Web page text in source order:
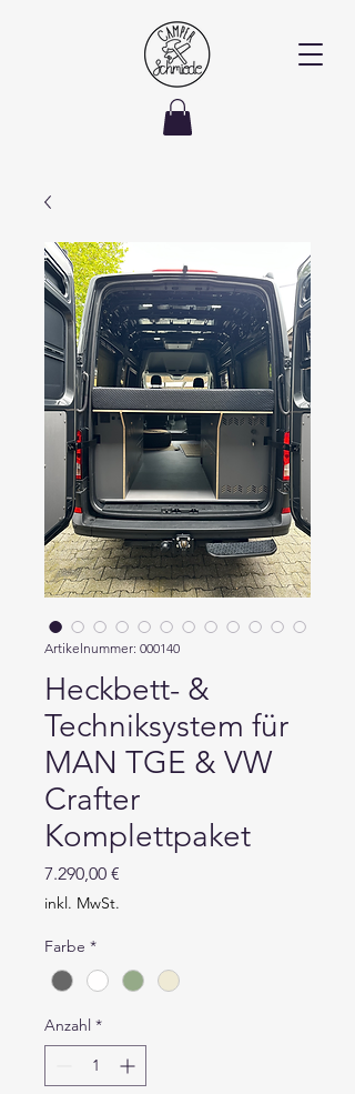
Artikelnummer: 000140
Heckbett- &
Techniksystem für
MAN TGE & VW
Crafter
Komplettpaket
7.290,00 €
inkl. MwSt.
Farbe *
Anzahl *